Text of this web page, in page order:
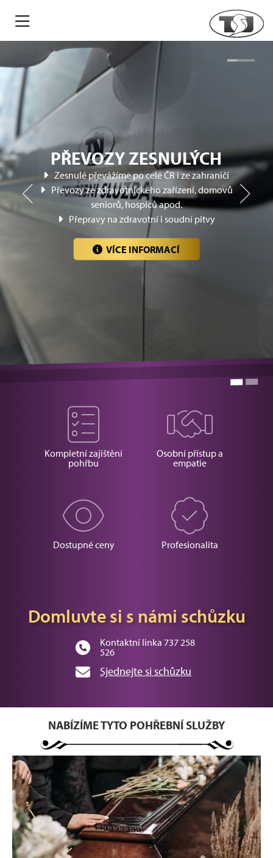
PŘEVOZY ZESNULÝCH
Zesnulé převážíme po celé ČR i ze zahraničí
Převozy ze zdravotnického zařízení, domovů
seniorů, hospiců apod.
Přepravy na zdravotní i soudní pitvy
VÍCE INFORMACÍ
Důstojné rozloučení s Vaším blízkým
Pohřeb v obřadní síni, v kostele nebo bez obřadu
VÍCE INFORMACÍ
Kompletní zajištění
pohřbu
Osobní přístup a
empatie
Dostupné ceny Profesionalita
Domluvte si s námi schůzku
Kontaktní linka 737 258
526
Sjednejte si schůzku
NABÍZÍME TYTO POHŘEBNÍ SLUŽBY